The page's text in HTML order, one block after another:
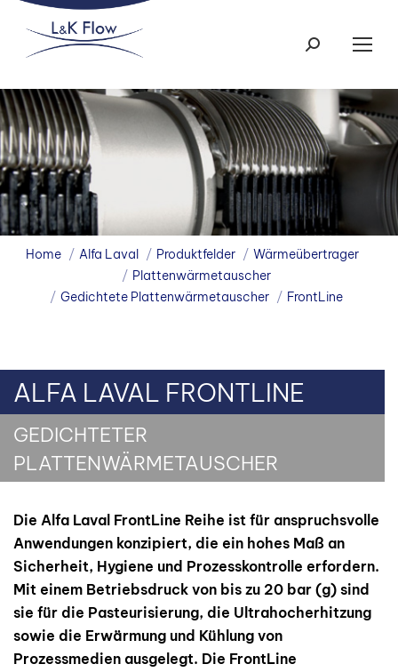
Search:
You are here:
Home Alfa Laval Produktfelder
Wärmeübertrager
Plattenwärmetauscher
Gedichtete Plattenwärmetauscher
FrontLine
ALFA LAVAL FRONTLINE
GEDICHTETER
PLATTENWÄRMETAUSCHER
Die Alfa Laval FrontLine Reihe ist für anspruchsvolle
Anwendungen konzipiert, die ein hohes Maß an
Sicherheit, Hygiene und Prozesskontrolle erfordern.
Mit einem Betriebsdruck von bis zu 20 bar (g) sind
sie für die Pasteurisierung, die Ultrahocherhitzung
sowie die Erwärmung und Kühlung von
Prozessmedien ausgelegt. Die FrontLine